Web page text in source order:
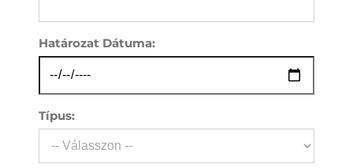
Határozat Dátuma:
Típus: